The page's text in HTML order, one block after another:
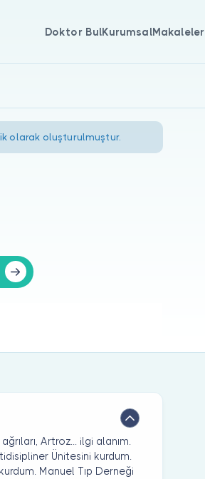
Doktor BulKurumsalMakaleler
olarak oluşturulmuştur.
Artroz... ilgi alanım.
Ünitesini kurdum.
Manuel Tıp Derneği